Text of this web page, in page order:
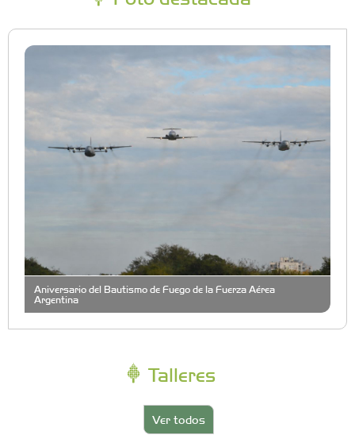
Aniversario del Bautismo de Fuego de la Fuerza Aérea
Argentina
Talleres
Ver todos